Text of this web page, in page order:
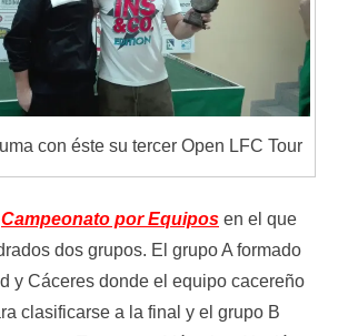
con éste su tercer Open LFC Tour
Campeonato por Equipos en el que
dos grupos. El grupo A formado
y Cáceres donde el equipo cacereño
clasificarse a la final y el grupo B